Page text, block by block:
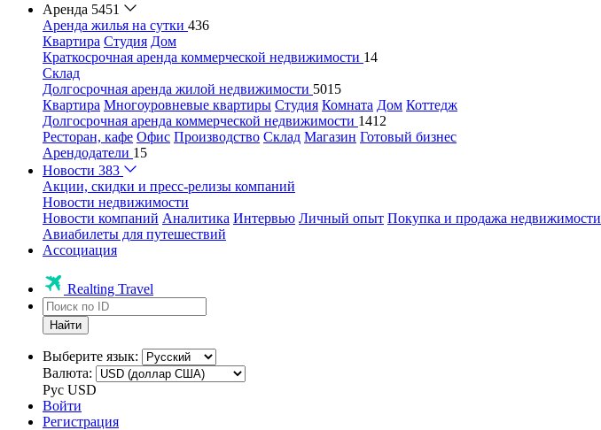
Аренда 5451
Аренда жилья на сутки 436
Квартира Студия Дом
Краткосрочная аренда коммерческой недвижимости 14
Склад
Долгосрочная аренда жилой недвижимости 5015
Квартира Многоуровневые квартиры Студия Комната Дом Коттедж
Долгосрочная аренда коммерческой недвижимости 1412
Ресторан, кафе Офис Производство Склад Магазин Готовый бизнес
Арендодатели 15
Новости 383
Акции, скидки и пресс-релизы компаний
Новости недвижимости
Новости компаний Аналитика Интервью Личный опыт Покупка и продажа недвижимости
Авиабилеты для путешествий
Ассоциация
Realting Travel
Найти
Выберите язык:
Валюта:
Рус USD
Войти
Регистрация